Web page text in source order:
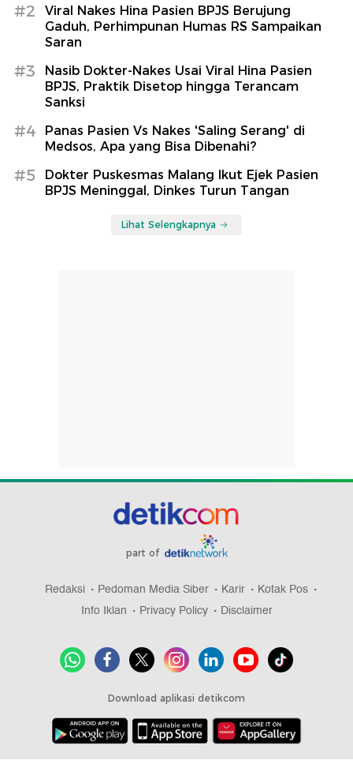
#2
Viral Nakes Hina Pasien BPJS Berujung
Gaduh, Perhimpunan Humas RS Sampaikan
Saran
#3
Nasib Dokter-Nakes Usai Viral Hina Pasien
BPJS, Praktik Disetop hingga Terancam
Sanksi
#4
Panas Pasien Vs Nakes 'Saling Serang' di
Medsos, Apa yang Bisa Dibenahi?
#5
Dokter Puskesmas Malang Ikut Ejek Pasien
BPJS Meninggal, Dinkes Turun Tangan
Lihat Selengkapnya
part of
Redaksi Pedoman Media Siber Karir
Kotak Pos
Info Iklan
Privacy Policy Disclaimer
Download aplikasi detikcom